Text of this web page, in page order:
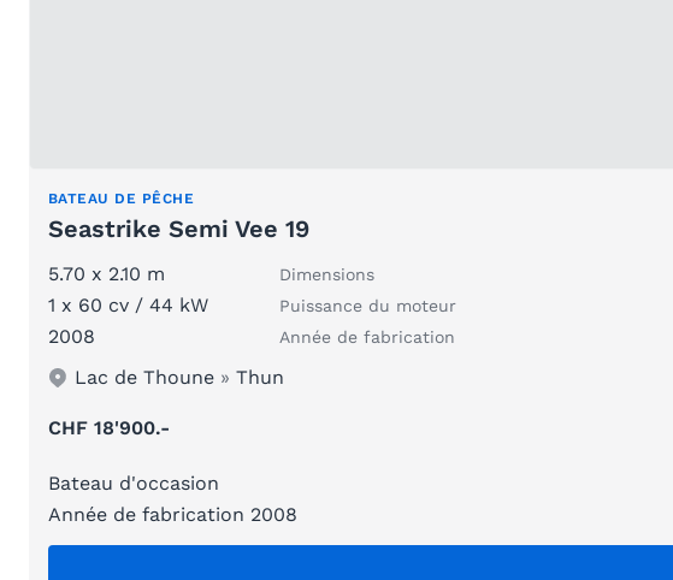
BATEAU DE PÊCHE
Seastrike Semi Vee 19
5.70 x 2.10 m Dimensions
1 x 60 cv / 44 kW Puissance du moteur
2008 Année de fabrication
Lac de Thoune »Thun
CHF 18'900.-
Bateau d'occasion
Année de fabrication 2008